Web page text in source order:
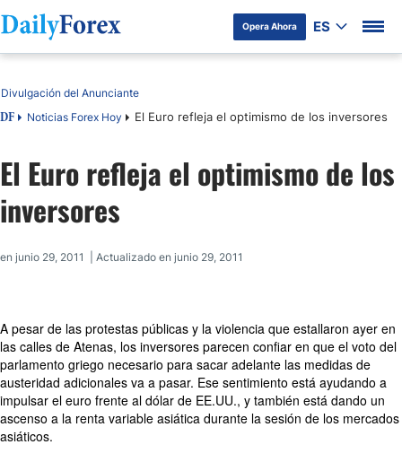
Opera Ahora ES
Tabla de contenidos
DF Noticias Forex Hoy El Euro refleja el optimismo de los inversores
Divulgación del Anunciante
El Euro refleja el optimismo de los
inversores
en junio 29, 2011 | Actualizado en junio 29, 2011
A pesar de las protestas públicas y la violencia que estallaron ayer en
las calles de Atenas, los inversores parecen confiar en que el voto del
parlamento griego necesario para sacar adelante las medidas de
austeridad adicionales va a pasar. Ese sentimiento está ayudando a
impulsar el euro frente al dólar de EE.UU., y también está dando un
ascenso a la renta variable asiática durante la sesión de los mercados
asiáticos.